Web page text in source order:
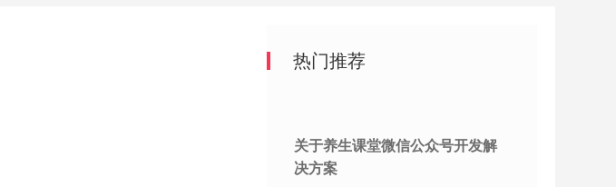
热门推荐
关于养生课堂微信公众号开发解
决方案